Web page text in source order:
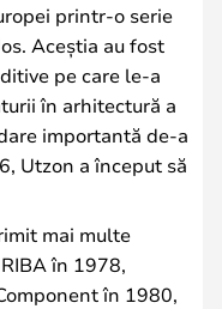
printr-o serie
Aceștia au fost
pe care le-a
în arhitectură a
importantă de-a
Utzon a început să
mai multe
în 1978,
în 1980,